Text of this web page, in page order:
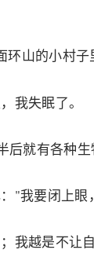
山的小村
我失眠了。
就有各种生
"我要闭上
我越是不让